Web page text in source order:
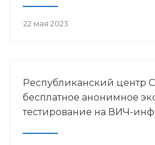
22 мая 2023
Республиканский центр
бесплатное анонимное
тестирование на ВИЧ-